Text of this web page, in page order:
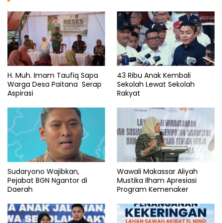
H. Muh. Imam Taufiq Sapa
Warga Desa Paitana Serap
Aspirasi
43 Ribu Anak Kembali
Sekolah Lewat Sekolah
Rakyat
Sudaryono Wajibkan,
Pejabat BGN Ngantor di
Daerah
Wawali Makassar Aliyah
Mustika Ilham Apresiasi
Program Kemenaker